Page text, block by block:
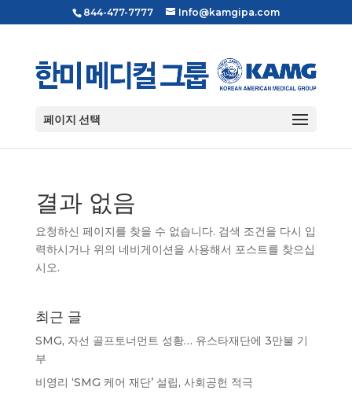
844-477-7777 Info@kamgipa.com
페이지 선택
결과 없음
요청하신 페이지를 찾을 수 없습니다. 검색 조건을 다시 입
력하시거나 위의 네비게이션을 사용해서 포스트를 찾으십
시오.
최근 글
SMG, 자선 골프토너먼트 성황… 유스타재단에 3만불 기
부
비영리 ‘SMG 케어 재단’ 설립, 사회공헌 적극